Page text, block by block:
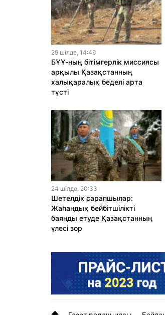
29 шiлде, 14:46
БҰҰ-ның бітімгерлік миссиясы
арқылы Қазақстанның
халықаралық беделі арта
түсті
24 шiлде, 20:33
Шетелдік сарапшылар:
Жаһандық бейбітшілікті
баянды етуде Қазақстанның
үлесі зор